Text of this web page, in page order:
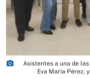
photo_camera
Asistentes a una de
Eva María Pérez,